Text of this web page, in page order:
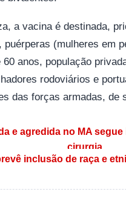
a vacina é destinada,
(mulheres em
anos, população
rodoviários e
das forças armadas, de
e agredida no MA
cirurgia
inclusão de raça e